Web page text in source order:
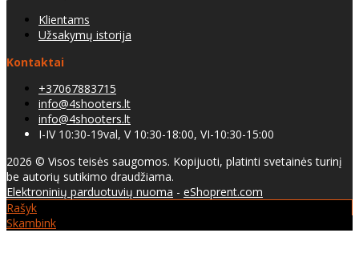
Klientams
Užsakymų istorija
Kontaktai
+37067883715
info@4shooters.lt
info@4shooters.lt
I-IV 10:30-19val, V 10:30-18:00, VI-10:30-15:00
2026 © Visos teisės saugomos. Kopijuoti, platinti svetainės turinį
be autorių sutikimo draudžiama.
Elektroninių parduotuvių nuoma - eShoprent.com
Rašyk
Skambink